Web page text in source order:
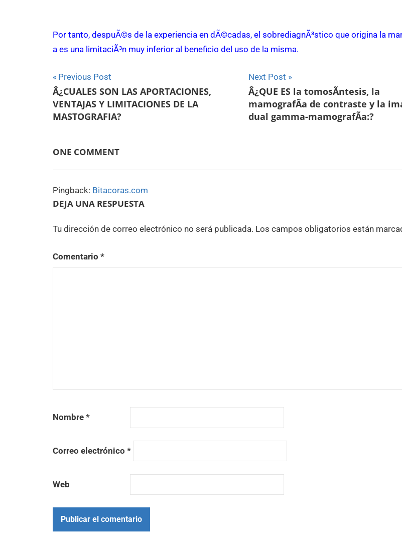
Por tanto, despuÃ©s de la experiencia en dÃ©cadas, el sobrediagnÃ³stico que origina la
a es una limitaciÃ³n muy inferior al beneficio del uso de la misma.
Navegación
de
entradas
Previous Post
Â¿CUALES SON LAS APORTACIONES,
VENTAJAS Y LIMITACIONES DE LA
MASTOGRAFIA?
Next Post
Â¿QUE ES la tomosÃ­ntesis, la
mamografÃ­a de contraste y la
dual gamma-mamografÃ­a:?
ONE COMMENT
Pingback: Bitacoras.com
DEJA UNA RESPUESTA
Tu dirección de correo electrónico no será publicada. Los campos obligatorios están
Comentario *
Nombre *
Correo electrónico *
Web